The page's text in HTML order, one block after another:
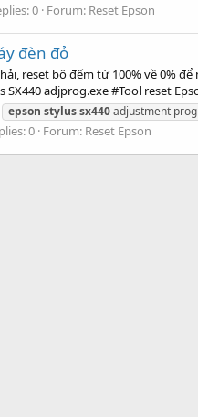
0 Forum: Reset Epson
đèn đỏ
reset bộ đếm từ 100% về 0%
adjprog.exe #Tool reset
epson stylussx440adjustment
0 Forum: Reset Epson